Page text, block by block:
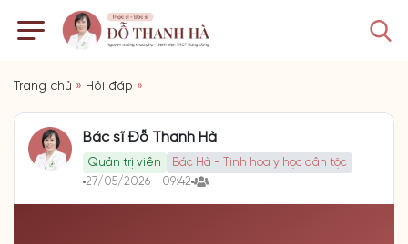
Trang chủ » Hỏi đáp »
Bác sĩ Đỗ Thanh Hà
Quản trị viên
Bác Hà - Tinh hoa y học dân tộc
27/05/2026 - 09:42